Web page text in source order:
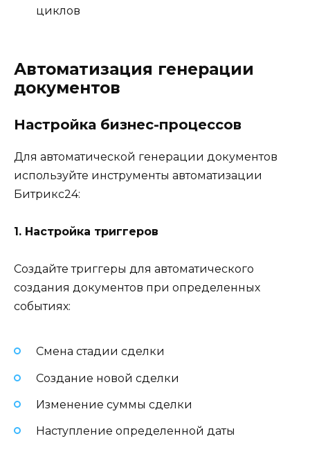
циклов
Автоматизация генерации
документов
Настройка бизнес-процессов
Для автоматической генерации документов
используйте инструменты автоматизации
Битрикс24:
1. Настройка триггеров
Создайте триггеры для автоматического
создания документов при определенных
событиях:
Смена стадии сделки
Создание новой сделки
Изменение суммы сделки
Наступление определенной даты